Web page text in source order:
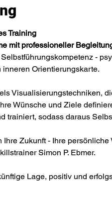
Training
mit professioneller
-
Orientierungskarte.
Visualisierungstechniken,
Wünsche und Ziele
trainiert, sodass daraus
Zukunft - Ihre
Simon P. Ebmer.
Lage, positiv und